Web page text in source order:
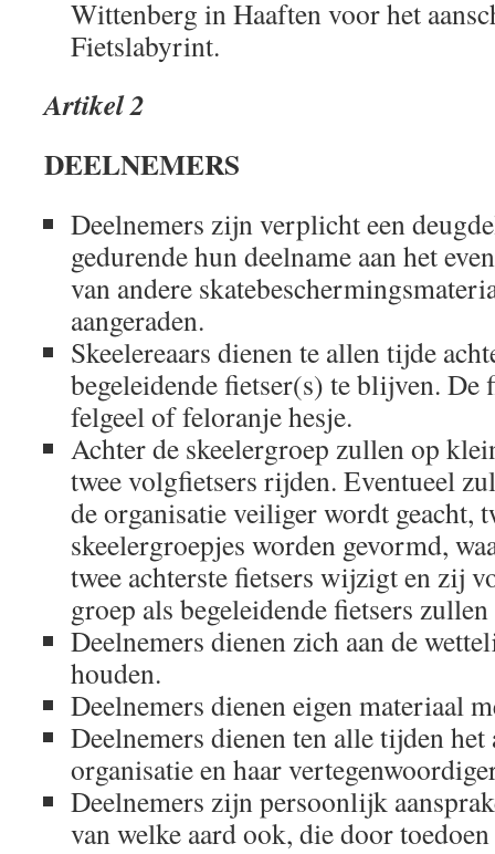
Wittenberg in Haaften voor het
Fietslabyrint.
Artikel 2
DEELNEMERS
Deelnemers zijn verplicht een
gedurende hun deelname aan het
van andere
aangeraden.
Skeelereaars dienen te allen tijde
begeleidende fietser(s) te blijven. De
felgeel of feloranje hesje.
Achter de skeelergroep zullen op
twee volgfietsers rijden. Eventueel
de organisatie veiliger wordt geacht,
skeelergroepjes worden gevormd,
twee achterste fietsers wijzigt en zij
groep als begeleidende fietsers
Deelnemers dienen zich aan de
houden.
Deelnemers dienen eigen materiaal
Deelnemers dienen ten alle tijden het
organisatie en haar
Deelnemers zijn persoonlijk
van welke aard ook, die door